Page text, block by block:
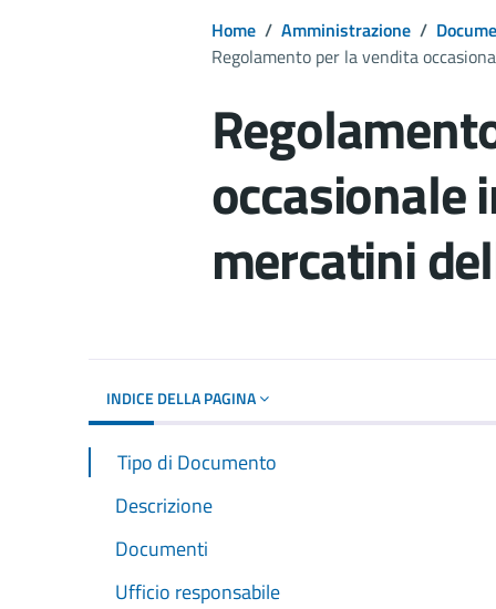
Home / Amministrazione /
Regolamento per la vendita
occasionale
mercatini
INDICE DELLA PAGINA
Tipo di Documento
Descrizione
Documenti
Ufficio responsabile